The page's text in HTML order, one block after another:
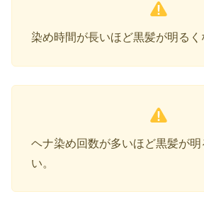
染め時間が長いほど黒髪が明るく
ヘナ染め回数が多いほど黒髪が
い。